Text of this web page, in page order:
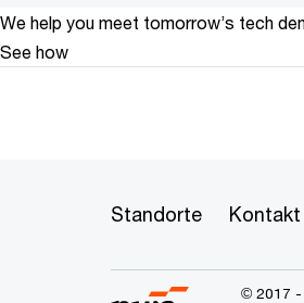
We help you meet tomorrow’s tech
See how
Standorte Kontakt
© 2017 -